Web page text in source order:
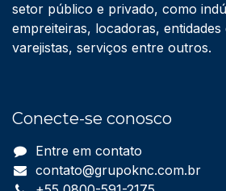
setor público e privado, como
empreiteiras, locadoras,
varejistas, serviços entre outros.
Conecte-se conosco
Entre em contato
contato@grupoknc.com.br